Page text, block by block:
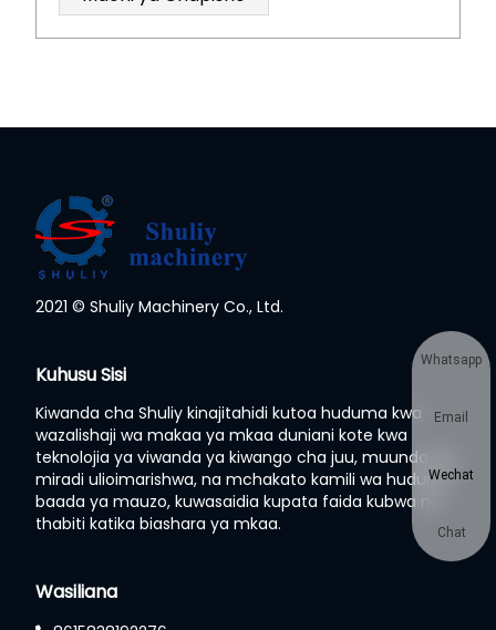
2021 © Shuliy Machinery Co., Ltd.
Kuhusu Sisi
Kiwanda cha Shuliy kinajitahidi kutoa huduma kwa
wazalishaji wa makaa ya mkaa duniani kote kwa
teknolojia ya viwanda ya kiwango cha juu, muundo wa
miradi ulioimarishwa, na mchakato kamili wa huduma
baada ya mauzo, kuwasaidia kupata faida kubwa na
thabiti katika biashara ya mkaa.
Wasiliana
Whatsapp
Email
Wechat
Chat